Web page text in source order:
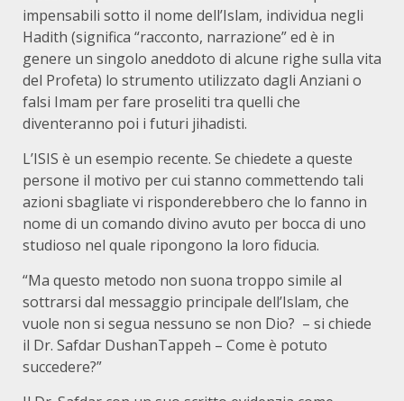
impensabili sotto il nome dell’Islam, individua negli
Hadith (significa “racconto, narrazione” ed è in
genere un singolo aneddoto di alcune righe sulla vita
del Profeta) lo strumento utilizzato dagli Anziani o
falsi Imam per fare proseliti tra quelli che
diventeranno poi i futuri jihadisti.
L’ISIS è un esempio recente. Se chiedete a queste
persone il motivo per cui stanno commettendo tali
azioni sbagliate vi risponderebbero che lo fanno in
nome di un comando divino avuto per bocca di uno
studioso nel quale ripongono la loro fiducia.
“Ma questo metodo non suona troppo simile al
sottrarsi dal messaggio principale dell’Islam, che
vuole non si segua nessuno se non Dio? – si chiede
il Dr. Safdar DushanTappeh – Come è potuto
succedere?”